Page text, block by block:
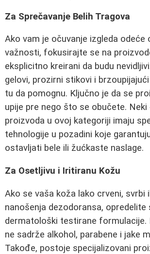
Za Sprečavanje Belih Tragova
Ako vam je očuvanje izgleda odeće
važnosti, fokusirajte se na
eksplicitno kreirani da budu
gelovi, prozirni stikovi i
tu da pomognu. Ključno je da se
upije pre nego što se obučete. Neki
proizvoda u ovoj kategoriji imaju
tehnologije u pozadini koje
ostavljati bele ili žućkaste naslage.
Za Osetljivu i Iritiranu Kožu
Ako se vaša koža lako crveni, svrbi
nanošenja dezodoransa, opredelite
dermatološki testirane formulacije.
ne sadrže alkohol, parabene i jake
Takođe, postoje specijalizovani